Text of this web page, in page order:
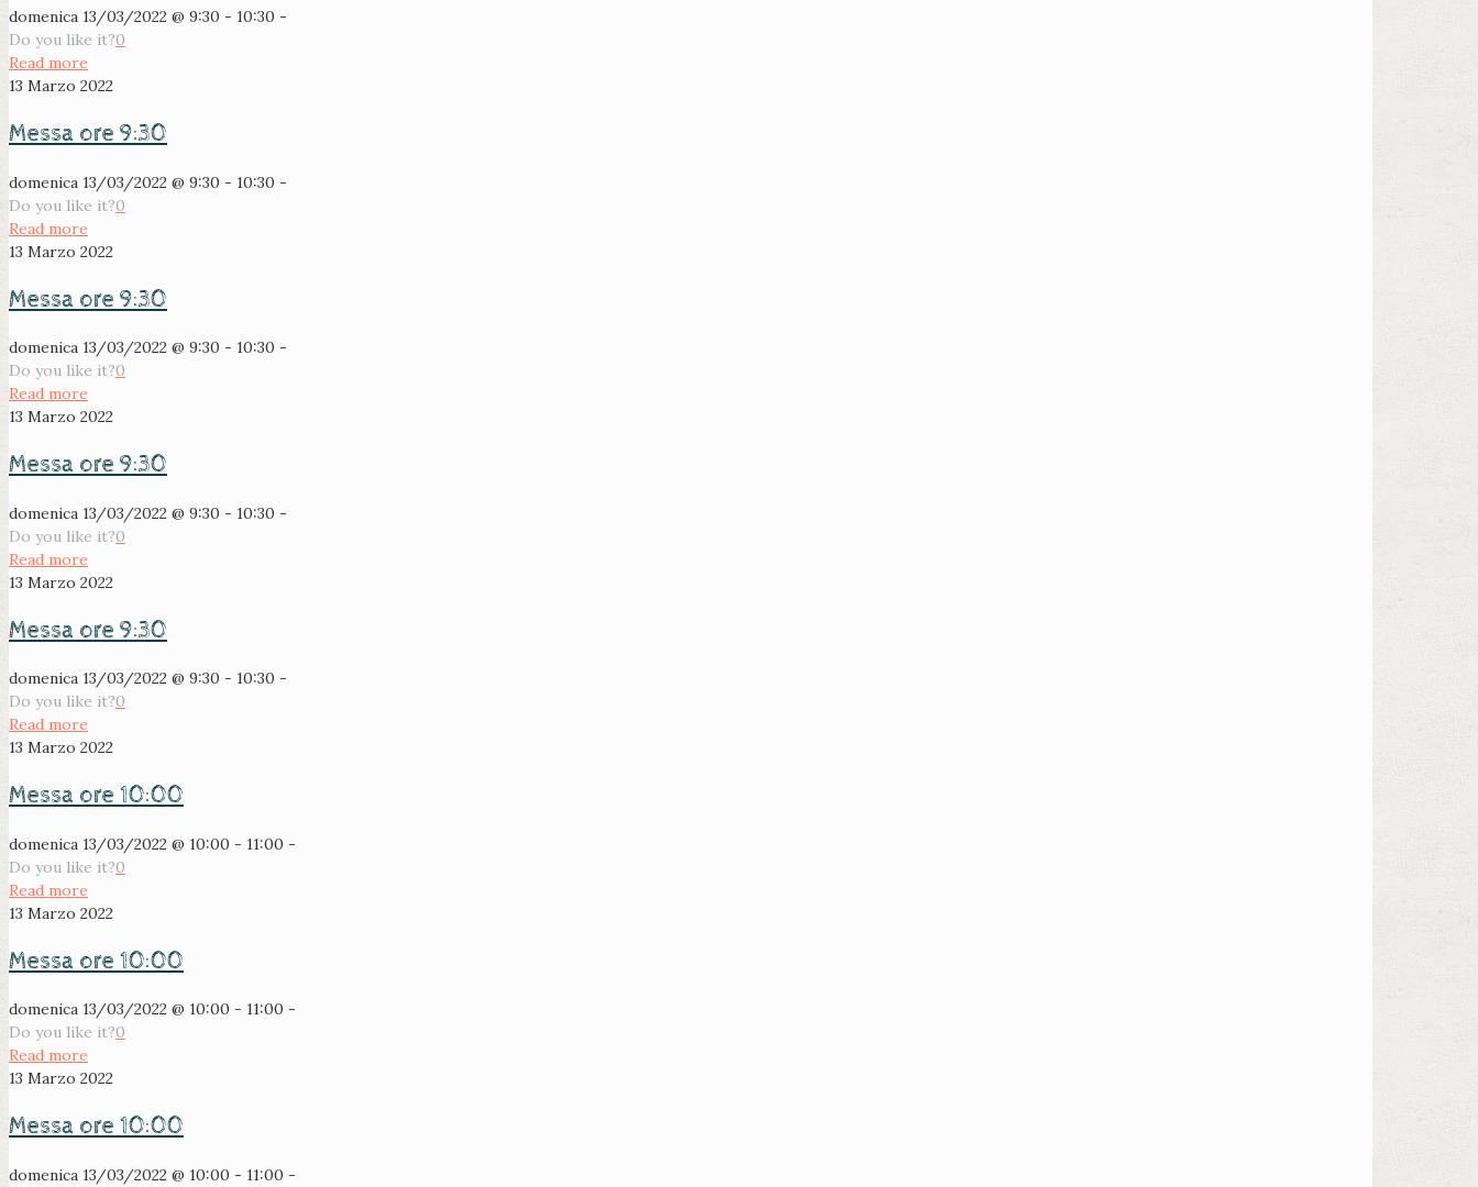
domenica 13/03/2022 @ 9:30 - 10:30 -
Do you like it?0
Read more
13 Marzo 2022
Messa ore 9:30
domenica 13/03/2022 @ 9:30 - 10:30 -
Do you like it?0
Read more
13 Marzo 2022
Messa ore 9:30
domenica 13/03/2022 @ 9:30 - 10:30 -
Do you like it?0
Read more
13 Marzo 2022
Messa ore 9:30
domenica 13/03/2022 @ 9:30 - 10:30 -
Do you like it?0
Read more
13 Marzo 2022
Messa ore 9:30
domenica 13/03/2022 @ 9:30 - 10:30 -
Do you like it?0
Read more
13 Marzo 2022
Messa ore 10:00
domenica 13/03/2022 @ 10:00 - 11:00 -
Do you like it?0
Read more
13 Marzo 2022
Messa ore 10:00
domenica 13/03/2022 @ 10:00 - 11:00 -
Do you like it?0
Read more
13 Marzo 2022
Messa ore 10:00
domenica 13/03/2022 @ 10:00 - 11:00 -